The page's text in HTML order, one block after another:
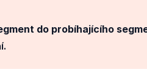
do probíhajícího